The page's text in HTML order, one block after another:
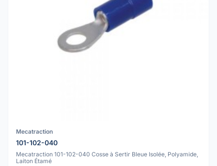
Mecatraction
101-102-040
Mecatraction 101-102-040 Cosse à Sertir Bleue Isolée, Polyamide,
Laiton Étamé